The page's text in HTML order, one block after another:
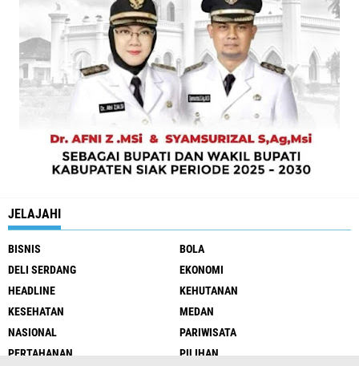
JELAJAHI
BISNIS
BOLA
DELI SERDANG
EKONOMI
HEADLINE
KEHUTANAN
KESEHATAN
MEDAN
NASIONAL
PARIWISATA
PERTAHANAN
PILIHAN